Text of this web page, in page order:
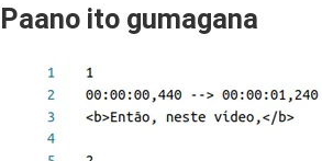
Paano ito gumagana